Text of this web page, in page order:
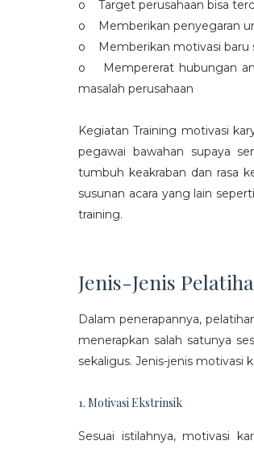
o Target perusahaan bisa
o Memberikan penyegaran
o Memberikan motivasi baru
o Mempererat hubungan
masalah perusahaan
Kegiatan Training motivasi
pegawai bawahan supaya
tumbuh keakraban dan rasa
susunan acara yang lain
training.
Jenis-Jenis
Dalam penerapannya,
menerapkan salah satunya
sekaligus. Jenis-jenis motivasi
1. Motivasi Ekstrinsik
Sesuai istilahnya, motivasi